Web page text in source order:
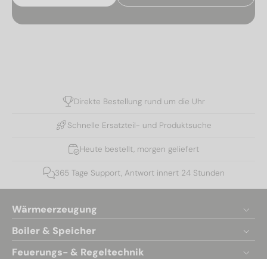
Direkte Bestellung rund um die Uhr
Schnelle Ersatzteil- und Produktsuche
Heute bestellt, morgen geliefert
365 Tage Support, Antwort innert 24 Stunden
Wärmeerzeugung
Boiler & Speicher
Feuerungs- & Regeltechnik